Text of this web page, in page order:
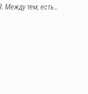
Между тем, есть…